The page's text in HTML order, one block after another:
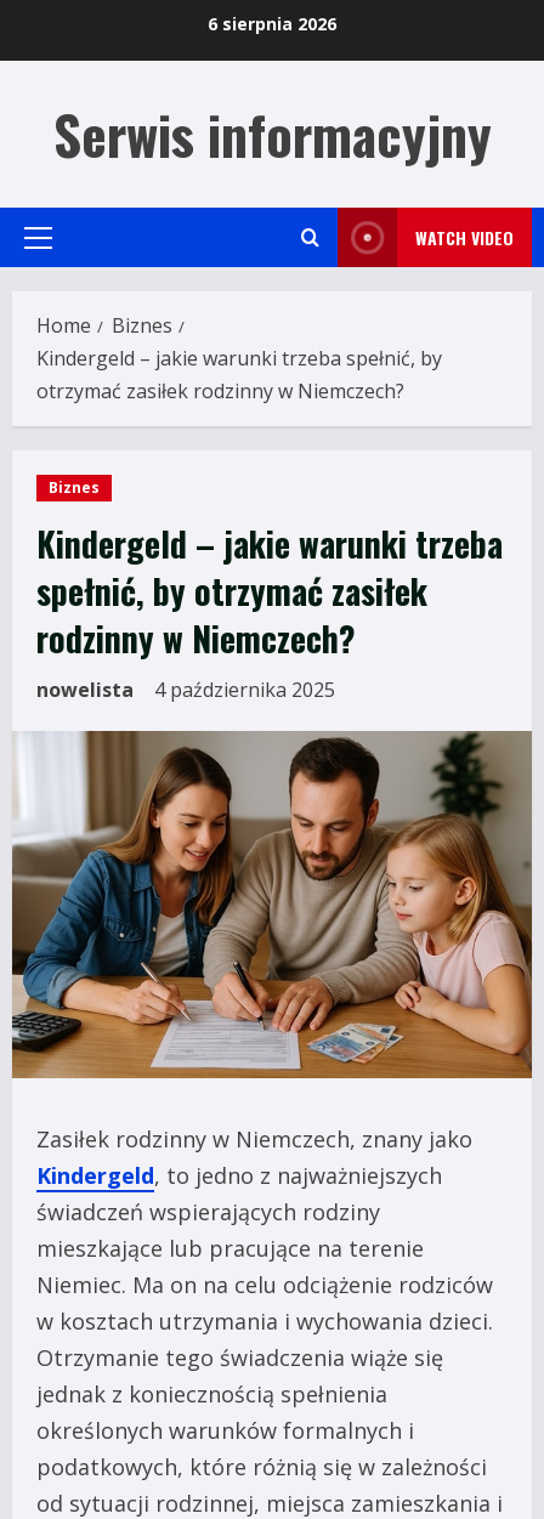
6 sierpnia 2026
Serwis informacyjny
Primary
WATCH VIDEO
Home
Biznes
Kindergeld – jakie warunki trzeba spełnić, by
otrzymać zasiłek rodzinny w Niemczech?
Biznes
Kindergeld – jakie warunki trzeba
spełnić, by otrzymać zasiłek
rodzinny w Niemczech?
nowelista 4 października 2025
Zasiłek rodzinny w Niemczech, znany jako
Kindergeld, to jedno z najważniejszych
świadczeń wspierających rodziny
mieszkające lub pracujące na terenie
Niemiec. Ma on na celu odciążenie rodziców
w kosztach utrzymania i wychowania dzieci.
Otrzymanie tego świadczenia wiąże się
jednak z koniecznością spełnienia
określonych warunków formalnych i
podatkowych, które różnią się w zależności
od sytuacji rodzinnej, miejsca zamieszkania i